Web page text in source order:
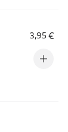
3,95 €